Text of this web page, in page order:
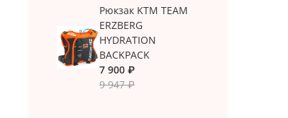
Рюкзак KTM TEAM
ERZBERG
HYDRATION
BACKPACK
7 900 ₽
9 947 ₽